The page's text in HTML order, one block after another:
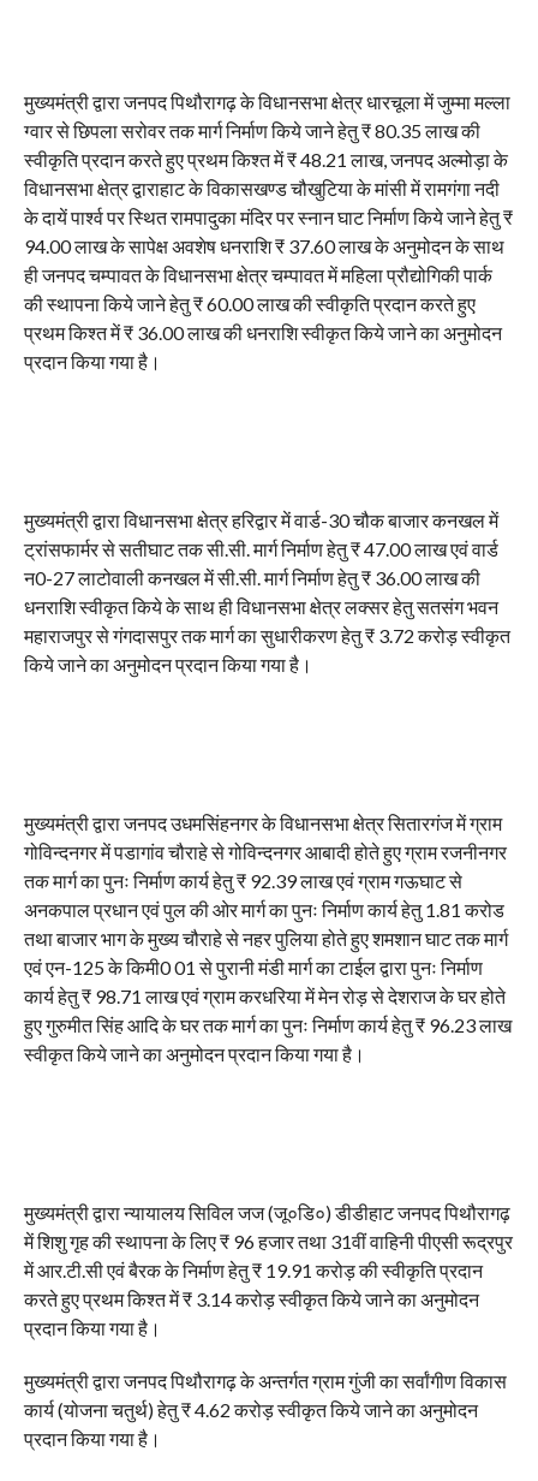
मुख्यमंत्री द्वारा जनपद पिथौरागढ़ के विधानसभा क्षेत्र धारचूला में जुम्मा मल्ला
ग्वार से छिपला सरोवर तक मार्ग निर्माण किये जाने हेतु ₹ 80.35 लाख की
स्वीकृति प्रदान करते हुए प्रथम किश्त में ₹ 48.21 लाख, जनपद अल्मोड़ा के
विधानसभा क्षेत्र द्वाराहाट के विकासखण्ड चौखुटिया के मांसी में रामगंगा नदी
के दायें पार्श्व पर स्थित रामपादुका मंदिर पर स्नान घाट निर्माण किये जाने हेतु ₹
94.00 लाख के सापेक्ष अवशेष धनराशि ₹ 37.60 लाख के अनुमोदन के साथ
ही जनपद चम्पावत के विधानसभा क्षेत्र चम्पावत में महिला प्रौद्योगिकी पार्क
की स्थापना किये जाने हेतु ₹ 60.00 लाख की स्वीकृति प्रदान करते हुए
प्रथम किश्त में ₹ 36.00 लाख की धनराशि स्वीकृत किये जाने का अनुमोदन
प्रदान किया गया है।
मुख्यमंत्री द्वारा विधानसभा क्षेत्र हरिद्वार में वार्ड-30 चौक बाजार कनखल में
ट्रांसफार्मर से सतीघाट तक सी.सी. मार्ग निर्माण हेतु ₹ 47.00 लाख एवं वार्ड
न0-27 लाटोवाली कनखल में सी.सी. मार्ग निर्माण हेतु ₹ 36.00 लाख की
धनराशि स्वीकृत किये के साथ ही विधानसभा क्षेत्र लक्सर हेतु सतसंग भवन
महाराजपुर से गंगदासपुर तक मार्ग का सुधारीकरण हेतु ₹ 3.72 करोड़ स्वीकृत
किये जाने का अनुमोदन प्रदान किया गया है।
मुख्यमंत्री द्वारा जनपद उधमसिंहनगर के विधानसभा क्षेत्र सितारगंज में ग्राम
गोविन्दनगर में पडागांव चौराहे से गोविन्दनगर आबादी होते हुए ग्राम रजनीनगर
तक मार्ग का पुनः निर्माण कार्य हेतु ₹ 92.39 लाख एवं ग्राम गऊघाट से
अनकपाल प्रधान एवं पुल की ओर मार्ग का पुनः निर्माण कार्य हेतु 1.81 करोड
तथा बाजार भाग के मुख्य चौराहे से नहर पुलिया होते हुए शमशान घाट तक मार्ग
एवं एन-125 के किमी0 01 से पुरानी मंडी मार्ग का टाईल द्वारा पुनः निर्माण
कार्य हेतु ₹ 98.71 लाख एवं ग्राम करधरिया में मेन रोड़ से देशराज के घर होते
हुए गुरुमीत सिंह आदि के घर तक मार्ग का पुनः निर्माण कार्य हेतु ₹ 96.23 लाख
स्वीकृत किये जाने का अनुमोदन प्रदान किया गया है।
मुख्यमंत्री द्वारा न्यायालय सिविल जज (जू०डि०) डीडीहाट जनपद पिथौरागढ़
में शिशु गृह की स्थापना के लिए ₹ 96 हजार तथा 31वीं वाहिनी पीएसी रूद्रपुर
में आर.टी.सी एवं बैरक के निर्माण हेतु ₹ 19.91 करोड़ की स्वीकृति प्रदान
करते हुए प्रथम किश्त में ₹ 3.14 करोड़ स्वीकृत किये जाने का अनुमोदन
प्रदान किया गया है।
मुख्यमंत्री द्वारा जनपद पिथौरागढ़ के अन्तर्गत ग्राम गुंजी का सर्वांगीण विकास
कार्य (योजना चतुर्थ) हेतु ₹ 4.62 करोड़ स्वीकृत किये जाने का अनुमोदन
प्रदान किया गया है।